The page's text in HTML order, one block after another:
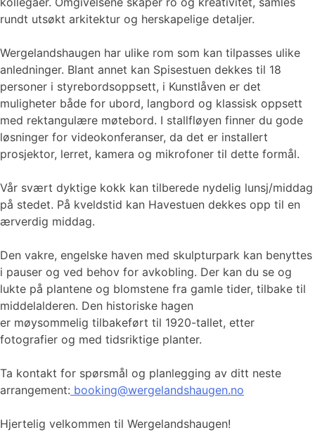
rundt utsøkt arkitektur og herskapelige detaljer.
Wergelandshaugen har ulike rom som kan tilpasses ulike
anledninger. Blant annet kan Spisestuen dekkes til 18
personer i styrebordsoppsett, i Kunstlåven er det
muligheter både for ubord, langbord og klassisk oppsett
med rektangulære møtebord. I stallfløyen finner du gode
løsninger for videokonferanser, da det er installert
prosjektor, lerret, kamera og mikrofoner til dette formål.
Vår svært dyktige kokk kan tilberede nydelig lunsj/middag
på stedet. På kveldstid kan Havestuen dekkes opp til en
ærverdig middag.
Den vakre, engelske haven med skulpturpark kan benyttes
i pauser og ved behov for avkobling. Der kan du se og
lukte på plantene og blomstene fra gamle tider, tilbake til
middelalderen. Den historiske hagen
er møysommelig tilbakeført til 1920-tallet, etter
fotografier og med tidsriktige planter.
Ta kontakt for spørsmål og planlegging av ditt neste
arrangement: booking@wergelandshaugen.no
Hjertelig velkommen til Wergelandshaugen!